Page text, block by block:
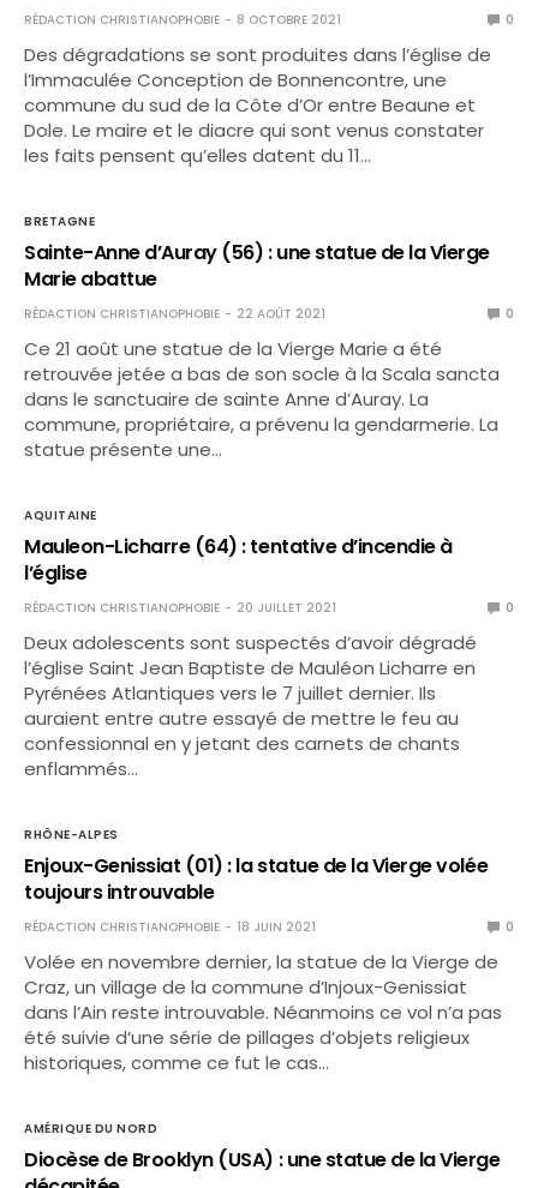
RÉDACTION CHRISTIANOPHOBIE 8 OCTOBRE 2021 0
Des dégradations se sont produites dans l’église de
l’Immaculée Conception de Bonnencontre, une
commune du sud de la Côte d’Or entre Beaune et
Dole. Le maire et le diacre qui sont venus constater
les faits pensent qu’elles datent du 11…
BRETAGNE
Sainte-Anne d’Auray (56) : une statue de la Vierge
Marie abattue
RÉDACTION CHRISTIANOPHOBIE 22 AOÛT 2021 0
Ce 21 août une statue de la Vierge Marie a été
retrouvée jetée a bas de son socle à la Scala sancta
dans le sanctuaire de sainte Anne d’Auray. La
commune, propriétaire, a prévenu la gendarmerie. La
statue présente une…
AQUITAINE
Mauleon-Licharre (64) : tentative d’incendie à
l’église
RÉDACTION CHRISTIANOPHOBIE 20 JUILLET 2021 0
Deux adolescents sont suspectés d’avoir dégradé
l’église Saint Jean Baptiste de Mauléon Licharre en
Pyrénées Atlantiques vers le 7 juillet dernier. Ils
auraient entre autre essayé de mettre le feu au
confessionnal en y jetant des carnets de chants
enflammés…
RHÔNE-ALPES
Enjoux-Genissiat (01) : la statue de la Vierge volée
toujours introuvable
RÉDACTION CHRISTIANOPHOBIE 18 JUIN 2021 0
Volée en novembre dernier, la statue de la Vierge de
Craz, un village de la commune d’Injoux-Genissiat
dans l’Ain reste introuvable. Néanmoins ce vol n’a pas
été suivie d’une série de pillages d’objets religieux
historiques, comme ce fut le cas…
AMÉRIQUE DU NORD
Diocèse de Brooklyn (USA) : une statue de la Vierge